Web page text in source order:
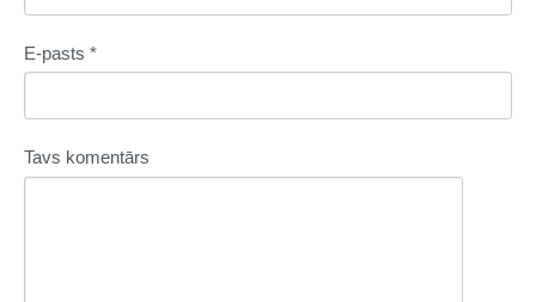
E-pasts *
Tavs komentārs